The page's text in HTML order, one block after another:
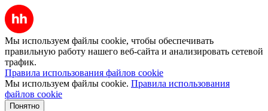
Мы используем файлы cookie, чтобы обеспечивать
правильную работу нашего веб-сайта и анализировать сетевой
трафик.
Правила использования файлов cookie
Мы используем файлы cookie. Правила использования
файлов cookie
Понятно